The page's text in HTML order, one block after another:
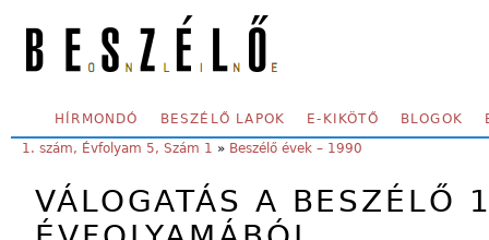
SECONDARY MENU
HÍRMONDÓ BESZÉLŐ LAPOK E-KIKÖTŐ BLOGOK
YOU ARE HERE:
1. szám, Évfolyam 5, Szám 1 » Beszélő évek – 1990
VÁLOGATÁS A BESZÉLŐ